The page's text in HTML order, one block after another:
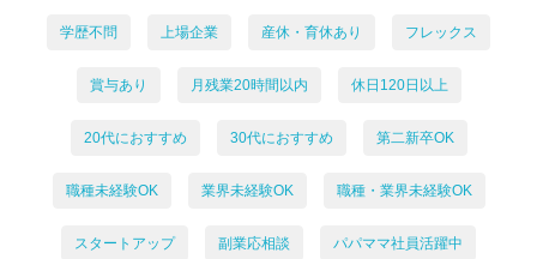
学歴不問 上場企業 産休・育休あり フレックス
賞与あり 月残業20時間以内 休日120日以上
20代におすすめ 30代におすすめ 第二新卒OK
職種未経験OK 業界未経験OK 職種・業界未経験OK
スタートアップ 副業応相談 パパママ社員活躍中